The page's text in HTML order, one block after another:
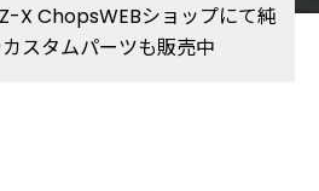
X ChopsWEBショップにて純
スタムパーツも販売中